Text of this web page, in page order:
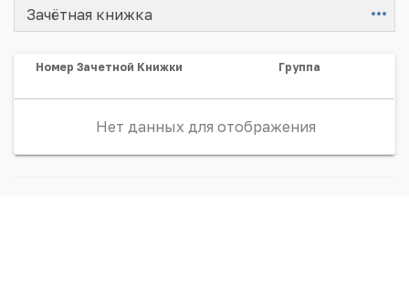
Зачётная книжка Item
Номер Зачетной Книжки Группа
Нет данных для отображения